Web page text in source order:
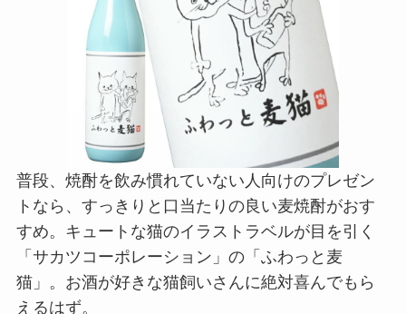
普段、焼酎を飲み慣れていない人向けのプレゼン
トなら、すっきりと口当たりの良い麦焼酎がおす
すめ。キュートな猫のイラストラベルが目を引く
「サカツコーポレーション」の「ふわっと麦
猫」。お酒が好きな猫飼いさんに絶対喜んでもら
えるはず。